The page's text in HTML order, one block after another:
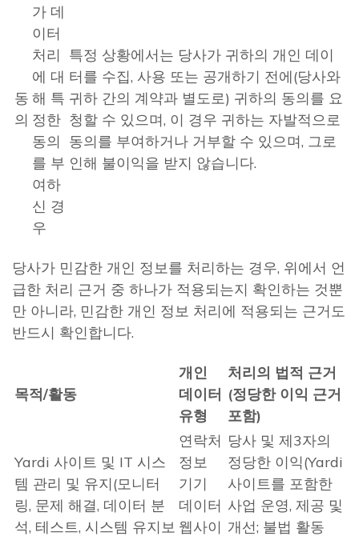
동
의
가 데
이터
처리
에 대
해 특
정한
동의
를 부
여하
신 경
우
특정 상황에서는 당사가 귀하의 개인 데이
터를 수집, 사용 또는 공개하기 전에(당사와
귀하 간의 계약과 별도로) 귀하의 동의를 요
청할 수 있으며, 이 경우 귀하는 자발적으로
동의를 부여하거나 거부할 수 있으며, 그로
인해 불이익을 받지 않습니다.
당사가 민감한 개인 정보를 처리하는 경우, 위에서 언
급한 처리 근거 중 하나가 적용되는지 확인하는 것뿐
만 아니라, 민감한 개인 정보 처리에 적용되는 근거도
반드시 확인합니다.
목적/활동
개인
데이터
유형
처리의 법적 근거
(정당한 이익 근거
포함)
Yardi 사이트 및 IT 시스
템 관리 및 유지(모니터
링, 문제 해결, 데이터 분
석, 테스트, 시스템 유지보
연락처
정보
기기
데이터
웹사이
당사 및 제3자의
정당한 이익(Yardi
사이트를 포함한
사업 운영, 제공 및
개선; 불법 활동